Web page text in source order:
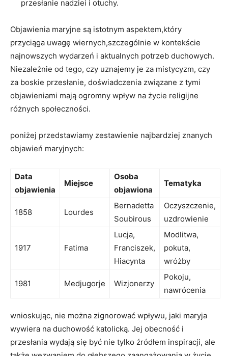
przesłanie nadziei i‍ otuchy.
Objawienia maryjne są istotnym aspektem,który
przyciąga uwagę wiernych,szczególnie w ⁣kontekście ​
najnowszych wydarzeń i aktualnych potrzeb ⁢duchowych.
Niezależnie od tego, ⁣czy uznajemy je za ‌mistycyzm, czy
za boskie przesłanie, doświadczenia związane z tymi
objawieniami mają​ ogromny wpływ na ⁤życie religijne
różnych społeczności.
poniżej przedstawiamy⁢ zestawienie ‌najbardziej znanych
objawień maryjnych:
Data
objawienia
Miejsce
Osoba⁤
objawiona
Tematyka
1858 Lourdes
Bernadetta
Soubirous
Oczyszczenie,
uzdrowienie
1917 Fatima
Lucja,
Franciszek,
Hiacynta
Modlitwa,
pokuta,
wróżby
1981 Medjugorje Wizjonerzy
Pokoju,⁢
nawrócenia
wnioskując, nie można zignorować wpływu, jaki maryja
wywiera na duchowość katolicką. Jej obecność i
przesłania wydają ​się być nie ⁣tylko‌ źródłem inspiracji, ale